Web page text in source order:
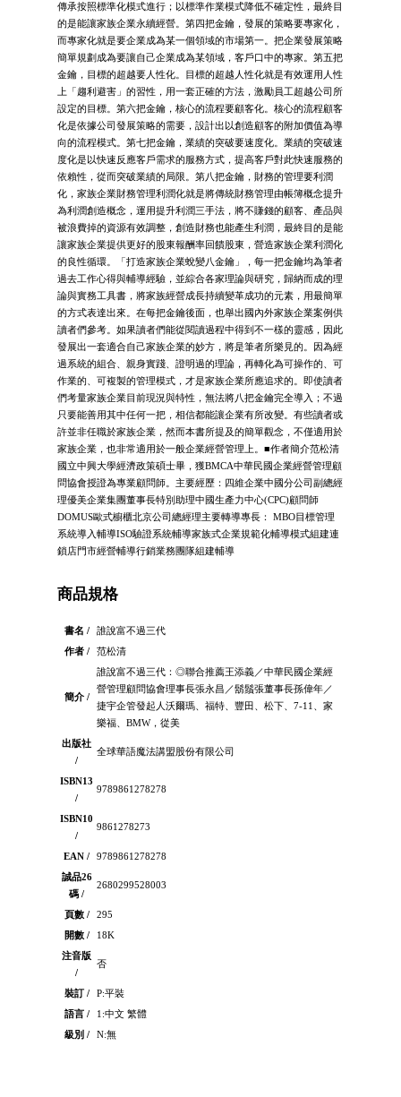
傳承按照標準化模式進行；以標準作業模式降低不確定性，最終目
的是能讓家族企業永續經營。第四把金鑰，發展的策略要專家化，
而專家化就是要企業成為某一個領域的市場第一。把企業發展策略
簡單規劃成為要讓自己企業成為某領域，客戶口中的專家。第五把
金鑰，目標的超越要人性化。目標的超越人性化就是有效運用人性
上「趨利避害」的習性，用一套正確的方法，激勵員工超越公司所
設定的目標。第六把金鑰，核心的流程要顧客化。核心的流程顧客
化是依據公司發展策略的需要，設計出以創造顧客的附加價值為導
向的流程模式。第七把金鑰，業績的突破要速度化。業績的突破速
度化是以快速反應客戶需求的服務方式，提高客戶對此快速服務的
依賴性，從而突破業績的局限。第八把金鑰，財務的管理要利潤
化，家族企業財務管理利潤化就是將傳統財務管理由帳簿概念提升
為利潤創造概念，運用提升利潤三手法，將不賺錢的顧客、產品與
被浪費掉的資源有效調整，創造財務也能產生利潤，最終目的是能
讓家族企業提供更好的股東報酬率回饋股東，營造家族企業利潤化
的良性循環。「打造家族企業蛻變八金鑰」，每一把金鑰均為筆者
過去工作心得與輔導經驗，並綜合各家理論與研究，歸納而成的理
論與實務工具書，將家族經營成長持續變革成功的元素，用最簡單
的方式表達出來。在每把金鑰後面，也舉出國內外家族企業案例供
讀者們參考。如果讀者們能從閱讀過程中得到不一樣的靈感，因此
發展出一套適合自己家族企業的妙方，將是筆者所樂見的。因為經
過系統的組合、親身實踐、證明過的理論，再轉化為可操作的、可
作業的、可複製的管理模式，才是家族企業所應追求的。即使讀者
們考量家族企業目前現況與特性，無法將八把金鑰完全導入；不過
只要能善用其中任何一把，相信都能讓企業有所改變。有些讀者或
許並非任職於家族企業，然而本書所提及的簡單觀念，不僅適用於
家族企業，也非常適用於一般企業經營管理上。■作者簡介范松清
國立中興大學經濟政策碩士畢，獲BMCA中華民國企業經營管理顧
問協會授證為專業顧問師。主要經歷：四維企業中國分公司副總經
理優美企業集團董事長特別助理中國生產力中心(CPC)顧問師
DOMUS歐式櫥櫃北京公司總經理主要轉導專長： MBO目標管理
系統導入輔導ISO驗證系統輔導家族式企業規範化輔導模式組建連
鎖店門市經營輔導行銷業務團隊組建輔導
商品規格
書名 /
誰說富不過三代
作者 /
范松清
簡介 /
誰說富不過三代：◎聯合推薦王添義／中華民國企業經
營管理顧問協會理事長張永昌／鬍鬚張董事長孫偉年／
捷宇企管發起人沃爾瑪、福特、豐田、松下、7-11、家
樂福、BMW，從美
出版社
/
全球華語魔法講盟股份有限公司
ISBN13
/
9789861278278
ISBN10
/
9861278273
EAN /
9789861278278
誠品26
碼 /
2680299528003
頁數 /
295
開數 /
18K
注音版
/
否
裝訂 /
P:平裝
語言 /
1:中文 繁體
級別 /
N:無